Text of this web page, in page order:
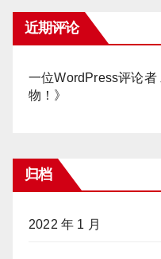
近期评论
一位WordPress评论者
物！ 》
归档
2022 年 1 月